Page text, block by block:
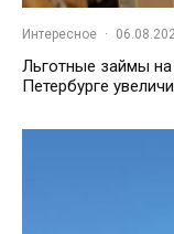
Интересное ·
Льготные займы на
Петербурге